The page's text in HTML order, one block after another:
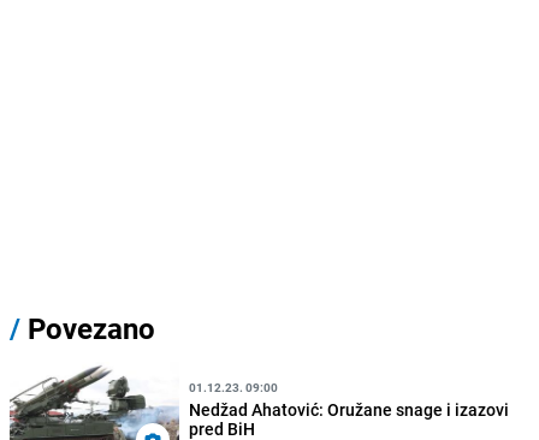
/ Povezano
01.12.23. 09:00
Nedžad Ahatović: Oružane snage i izazovi
pred BiH